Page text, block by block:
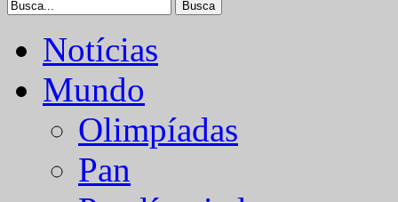
Notícias
Mundo
Olimpíadas
Pan